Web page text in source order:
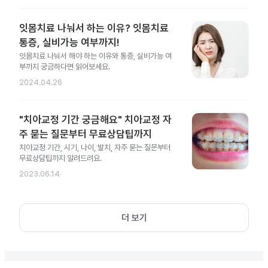
잇몸치료 나눠서 하는 이유? 잇몸치료
통증, 실비가능 여부까지!
잇몸치료 나눠서 해야 하는 이유와 통증, 실비가능 여
부까지 궁금하다면 읽어보세요.
2024.04.26
"치아교정 기간 궁금해요" 치아교정 자
주 묻는 질문부터 무료상담팁까지
치아교정 기간, 시기, 나이, 발치, 자주 묻는 질문부터
무료상담팁까지 알려드려요.
2023.06.14
더 보기